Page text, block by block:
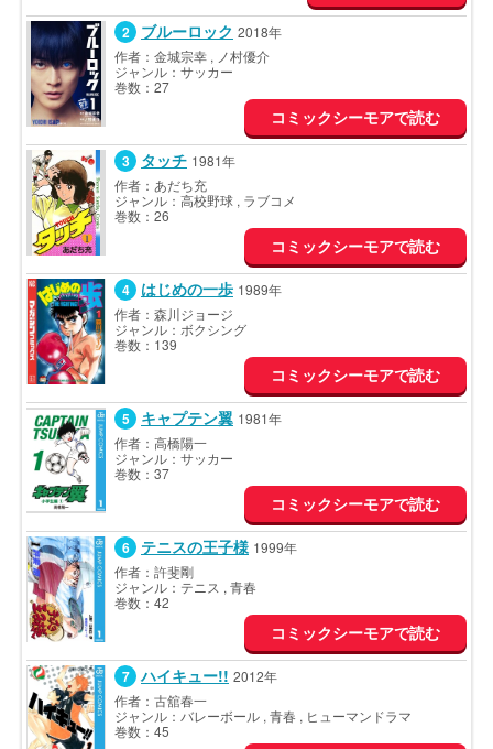
ブルーロック 2018年
作者：金城宗幸 , ノ村優介
ジャンル：サッカー
巻数：27
コミックシーモアで読む
タッチ 1981年
作者：あだち充
ジャンル：高校野球 , ラブコメ
巻数：26
コミックシーモアで読む
はじめの一歩 1989年
作者：森川ジョージ
ジャンル：ボクシング
巻数：139
コミックシーモアで読む
キャプテン翼 1981年
作者：高橋陽一
ジャンル：サッカー
巻数：37
コミックシーモアで読む
テニスの王子様 1999年
作者：許斐剛
ジャンル：テニス , 青春
巻数：42
コミックシーモアで読む
ハイキュー!! 2012年
作者：古舘春一
ジャンル：バレーボール , 青春 , ヒューマンドラマ
巻数：45